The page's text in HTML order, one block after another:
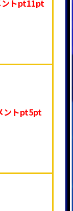
トpt11pt
ントpt5pt